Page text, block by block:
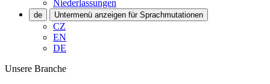
Niederlassungen
de Untermenü anzeigen für Sprachmutationen
CZ
EN
DE
Unsere Branche